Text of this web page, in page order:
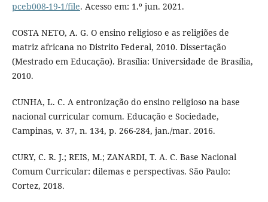
pceb008-19-1/file. Acesso em: 1.º jun. 2021.
COSTA NETO, A. G. O ensino religioso e as religiões de
matriz africana no Distrito Federal, 2010. Dissertação
(Mestrado em Educação). Brasília: Universidade de Brasília,
2010.
CUNHA, L. C. A entronização do ensino religioso na base
nacional curricular comum. Educação e Sociedade,
Campinas, v. 37, n. 134, p. 266-284, jan./mar. 2016.
CURY, C. R. J.; REIS, M.; ZANARDI, T. A. C. Base Nacional
Comum Curricular: dilemas e perspectivas. São Paulo:
Cortez, 2018.